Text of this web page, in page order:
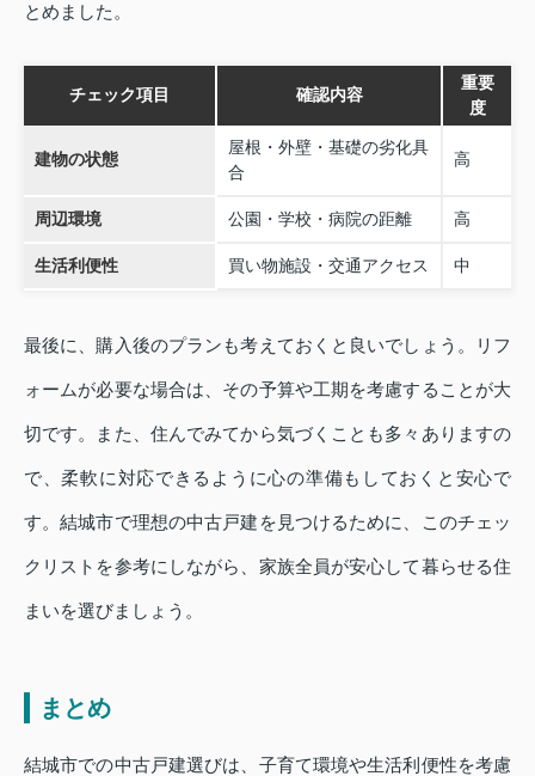
とめました。
チェック項目 確認内容
重要
度
建物の状態
屋根・外壁・基礎の劣化具
合
高
周辺環境 公園・学校・病院の距離 高
生活利便性 買い物施設・交通アクセス 中
最後に、購入後のプランも考えておくと良いでしょう。リフ
ォームが必要な場合は、その予算や工期を考慮することが大
切です。また、住んでみてから気づくことも多々ありますの
で、柔軟に対応できるように心の準備もしておくと安心で
す。結城市で理想の中古戸建を見つけるために、このチェッ
クリストを参考にしながら、家族全員が安心して暮らせる住
まいを選びましょう。
まとめ
結城市での中古戸建選びは、子育て環境や生活利便性を考慮